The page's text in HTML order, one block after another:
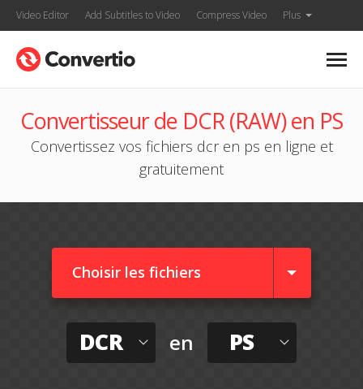
Video Editor Add Subtitles to Video Compress Video Plus
Convertisseur de DCR (RAW) en PS
Convertissez vos fichiers dcr en ps en ligne et
gratuitement
Choisir les fichiers
DCR en PS